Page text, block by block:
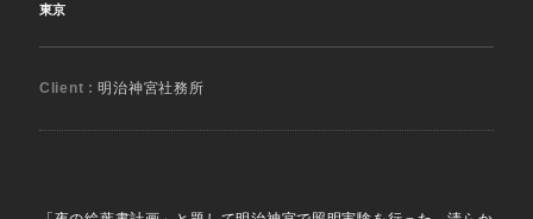
東京
Client :明治神宮社務所